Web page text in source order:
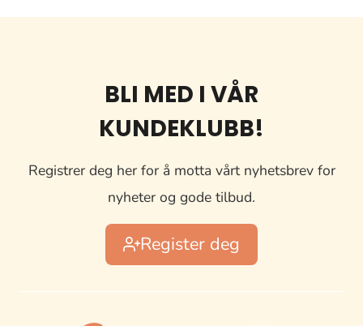
BLI MED I VÅR
KUNDEKLUBB!
Registrer deg her for å motta vårt nyhetsbrev for
nyheter og gode tilbud.
Register deg